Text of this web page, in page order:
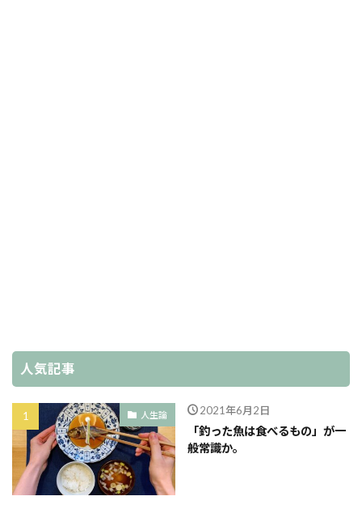
人気記事
人生論 2021年6月2日
「釣った魚は食べるもの」が一
般常識か。